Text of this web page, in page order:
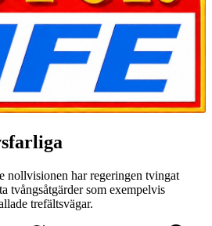
nollvisionen har regeringen tvingat
tvångsåtgärder som exempelvis
trefältsvägar.